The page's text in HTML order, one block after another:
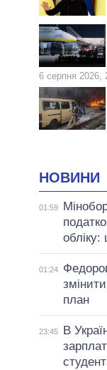
6 серпня 2026,
НОВИНИ
01:59
01:24
план
23:45
В